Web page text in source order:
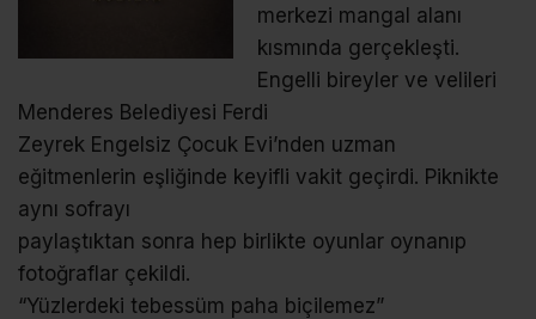
merkezi mangal alanı
kısmında gerçekleşti.
Engelli bireyler ve velileri
Menderes Belediyesi Ferdi
Zeyrek Engelsiz Çocuk Evi’nden uzman
eğitmenlerin eşliğinde keyifli vakit geçirdi. Piknikte
aynı sofrayı
paylaştıktan sonra hep birlikte oyunlar oynanıp
fotoğraflar çekildi.
“Yüzlerdeki tebessüm paha biçilemez”